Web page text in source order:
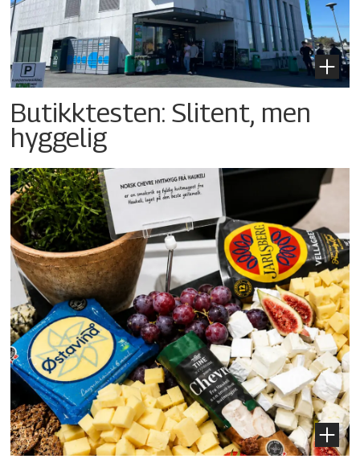
Butikktesten: Slitent, men
hyggelig